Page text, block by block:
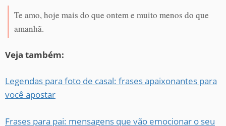
Te amo, hoje mais do que ontem e muito menos do que
amanhã.
Veja também:
Legendas para foto de casal: frases apaixonantes para
você apostar
Frases para pai: mensagens que vão emocionar o seu